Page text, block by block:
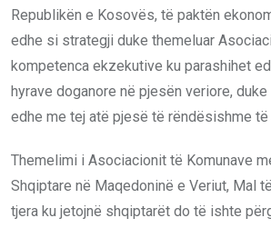
Republikën e Kosovës, të paktën
edhe si strategji duke themeluar
kompetenca ekzekutive ku parashihet
hyrave doganore në pjesën veriore,
edhe me tej atë pjesë të rëndësishme
Themelimi i Asociacionit të Komunave
Shqiptare në Maqedoninë e Veriut, Mal
tjera ku jetojnë shqiptarët do të ishte